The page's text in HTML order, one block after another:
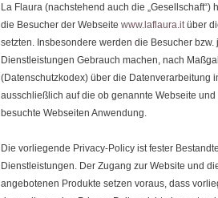
La Flaura (nachstehend auch die
die Besucher der Webseite www.laflaura.itüber
setzten. Insbesondere werden die Besucher
Dienstleistungen Gebrauch machen, nach
(Datenschutzkodex) über die Datenverarbeitung
ausschließlich auf die ob genannte Webseite
besuchte Webseiten Anwendung.
Die vorliegende Privacy-Policy ist fester
Dienstleistungen. Der Zugang zur Website und
angebotenen Produkte setzen voraus, dass